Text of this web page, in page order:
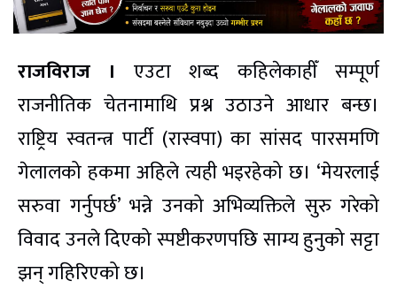
राजविराज । एउटा शब्द कहिलेकाहीँ सम्पूर्ण
राजनीतिक चेतनामाथि प्रश्न उठाउने आधार बन्छ।
राष्ट्रिय स्वतन्त्र पार्टी (रास्वपा) का सांसद पारसमणि
गेलालको हकमा अहिले त्यही भइरहेको छ। ‘मेयरलाई
सरुवा गर्नुपर्छ’ भन्ने उनको अभिव्यक्तिले सुरु गरेको
विवाद उनले दिएको स्पष्टीकरणपछि साम्य हुनुको सट्टा
झन् गहिरिएको छ।